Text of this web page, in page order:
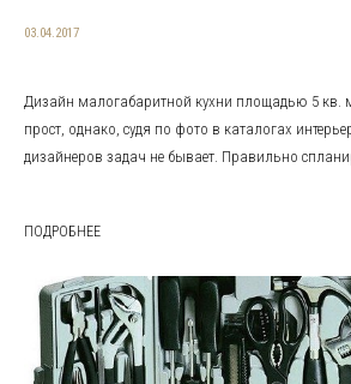
03.04.2017
Дизайн малогабаритной кухни площадью 5 кв. м
прост, однако, судя по фото в каталогах
дизайнеров задач не бывает. Правильно
ПОДРОБНЕЕ